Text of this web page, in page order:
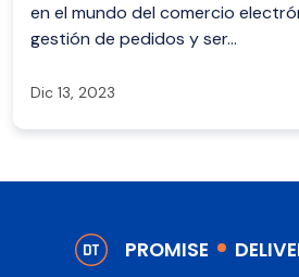
en el mundo del comercio
gestión de pedidos y ser...
Dic 13, 2023
PROMISE